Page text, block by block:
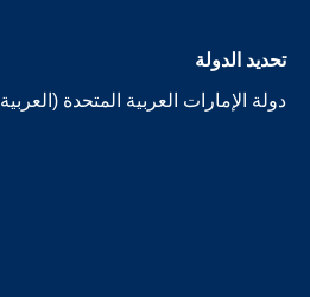
تحديد الدولة
دولة الإمارات العربية المتحدة (العربية)